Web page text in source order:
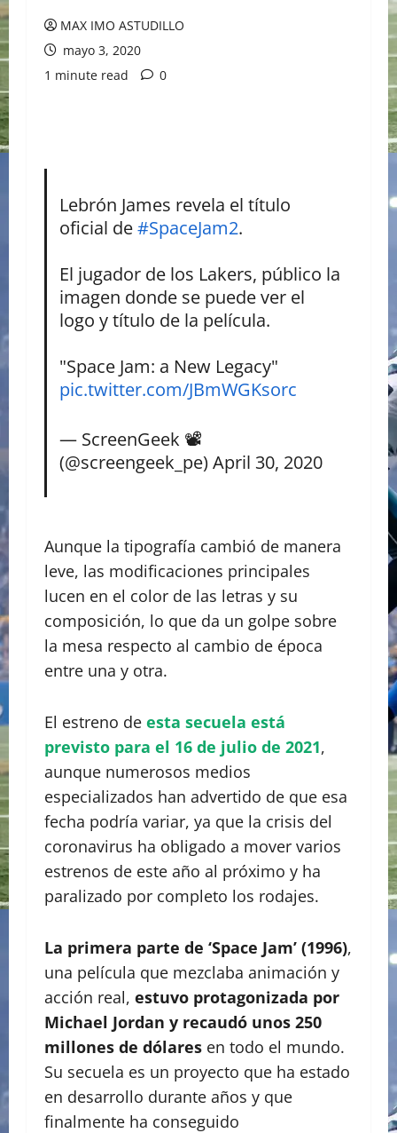
MAX IMO ASTUDILLO
mayo 3, 2020
1 minute read
0
Lebrón James revela el título
oficial de#SpaceJam2.
El jugador de los Lakers, público la
imagen donde se puede ver el
logo y título de la película.
"Space Jam: a New Legacy"
pic.twitter.com/JBmWGKsorc
— ScreenGeek 📽
(@screengeek_pe) April 30, 2020
Aunque la tipografía cambió de manera
leve, las modificaciones principales
lucen en el color de las letras y su
composición, lo que da un golpe sobre
la mesa respecto al cambio de época
entre una y otra.
El estreno de esta secuela está
previsto para el 16 de julio de 2021,
aunque numerosos medios
especializados han advertido de que esa
fecha podría variar, ya que la crisis del
coronavirus ha obligado a mover varios
estrenos de este año al próximo y ha
paralizado por completo los rodajes.
La primera parte de ‘Space Jam’ (1996),
una película que mezclaba animación y
acción real, estuvo protagonizada por
Michael Jordan y recaudó unos 250
millones de dólares en todo el mundo.
Su secuela es un proyecto que ha estado
en desarrollo durante años y que
finalmente ha conseguido